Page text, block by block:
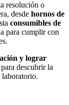
resolución o
desde hornos de
consumibles de
para cumplir con
y lograr
para descubrir la
laboratorio.